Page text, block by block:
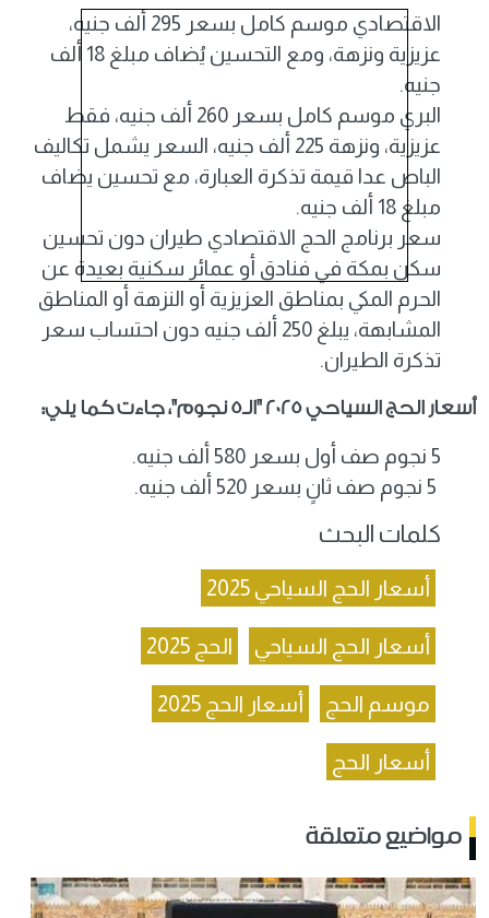
الاقتصادي موسم كامل بسعر 295 ألف جنيه،
عزيزية ونزهة، ومع التحسين يُضاف مبلغ 18 ألف
جنيه.
البري موسم كامل بسعر 260 ألف جنيه، فقط
عزيزية، ونزهة 225 ألف جنيه، السعر يشمل تكاليف
الباص عدا قيمة تذكرة العبارة، مع تحسين يضاف
مبلغ 18 ألف جنيه.
سعر برنامج الحج الاقتصادي طيران دون تحسين
سكن بمكة في فنادق أو عمائر سكنية بعيدة عن
الحرم المكي بمناطق العزيزية أو النزهة أو المناطق
المشابهة، يبلغ 250 ألف جنيه دون احتساب سعر
تذكرة الطيران.
أسعار الحج السياحي 2025 "الـ5 نجوم"، جاءت كما يلي:
5 نجوم صف أول بسعر 580 ألف جنيه.
كلمات البحث
أسعار الحج السياحي 2025
أسعار الحج السياحي الحج 2025
موسم الحج أسعار الحج 2025
أسعار الحج
مواضيع متعلقة